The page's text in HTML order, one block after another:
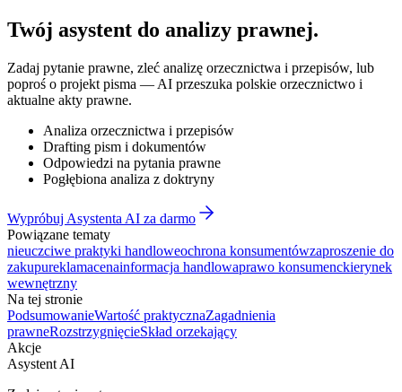
Twój asystent do analizy prawnej.
Zadaj pytanie prawne, zleć analizę orzecznictwa i przepisów, lub
poproś o projekt pisma — AI przeszuka polskie orzecznictwo i
aktualne akty prawne.
Analiza orzecznictwa i przepisów
Drafting pism i dokumentów
Odpowiedzi na pytania prawne
Pogłębiona analiza z doktryny
Wypróbuj Asystenta AI za darmo
Powiązane tematy
nieuczciwe praktyki handloweochrona konsumentówzaproszenie do
zakupureklamacenainformacja handlowaprawo konsumenckierynek
wewnętrzny
Na tej stronie
PodsumowanieWartość praktycznaZagadnienia
prawneRozstrzygnięcieSkład orzekający
Akcje
Asystent AI